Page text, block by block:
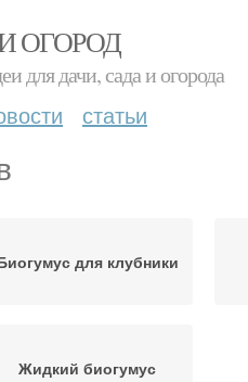
ОГОРОД
для дачи, сада и огорода
статьи
для клубники
Жидкий биогумус